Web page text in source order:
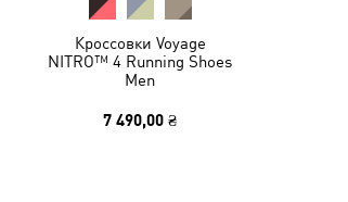
Кроссовки Voyage
NITRO™ 4 Running Shoes
Men
7 490,00 ₴